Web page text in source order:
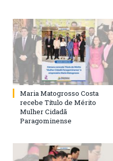
Maria Matogrosso Costa
recebe Título de Mérito
Mulher Cidadã
Paragominense